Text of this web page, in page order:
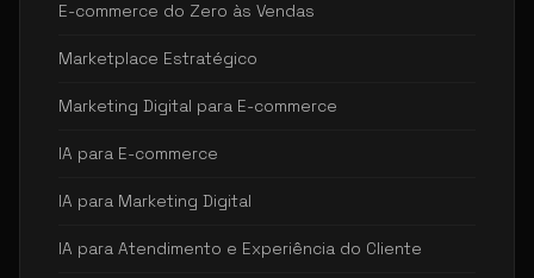
E-commerce do Zero às Vendas
Marketplace Estratégico
Marketing Digital para E-commerce
IA para E-commerce
IA para Marketing Digital
IA para Atendimento e Experiência do Cliente